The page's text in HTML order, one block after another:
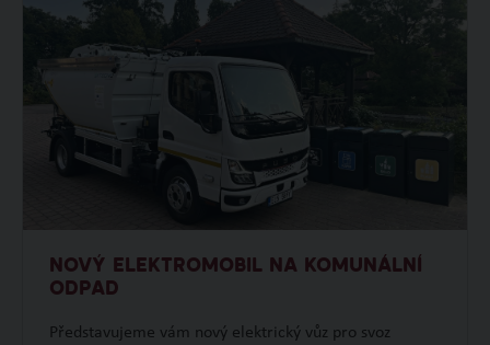
NOVÝ ELEKTROMOBIL NA KOMUNÁLNÍ
ODPAD
Představujeme vám nový elektrický vůz pro svoz